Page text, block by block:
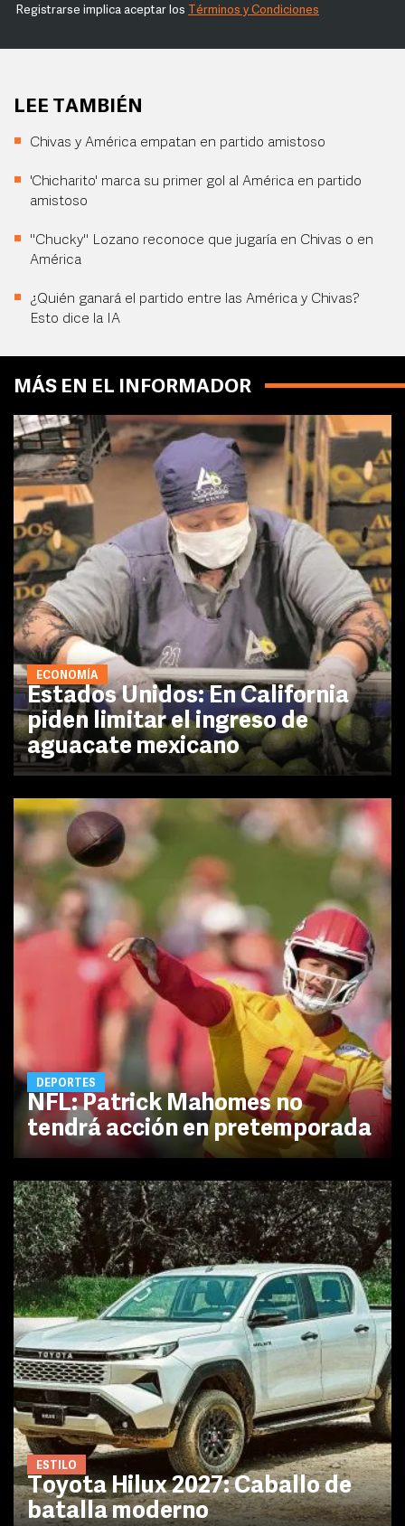
Registrarse implica aceptar los Términos y Condiciones
LEE TAMBIÉN
Chivas y América empatan en partido amistoso
'Chicharito' marca su primer gol al América en partido
amistoso
"Chucky" Lozano reconoce que jugaría en Chivas o en
América
¿Quién ganará el partido entre las América y Chivas?
Esto dice la IA
MÁS EN EL INFORMADOR
ECONOMÍA
Estados Unidos: En California
piden limitar el ingreso de
aguacate mexicano
DEPORTES
NFL: Patrick Mahomes no
tendrá acción en pretemporada
ESTILO
Toyota Hilux 2027: Caballo de
batalla moderno